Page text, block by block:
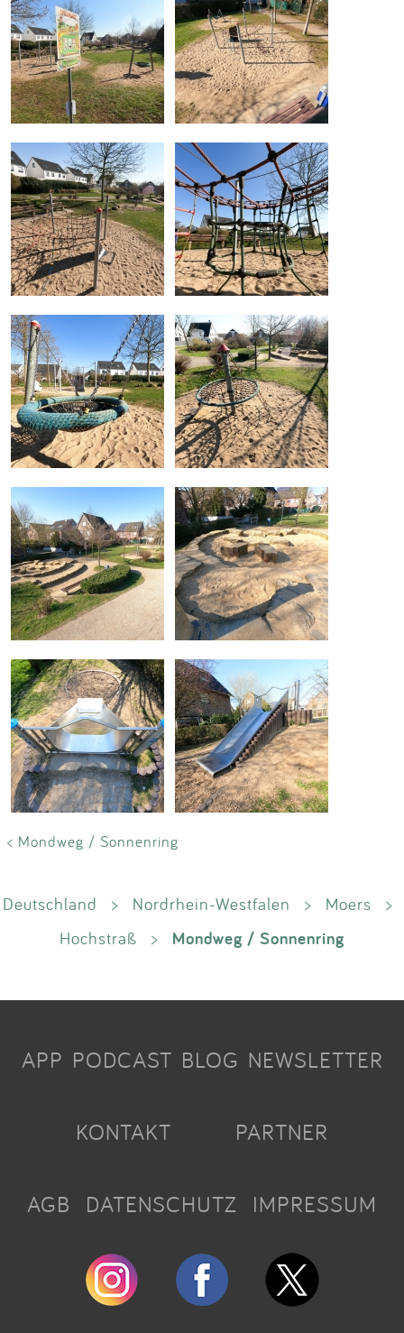
< Mondweg / Sonnenring
Deutschland > Nordrhein-Westfalen > Moers
>
Hochstraß
> Mondweg / Sonnenring
APP PODCAST BLOG NEWSLETTER
KONTAKT PARTNER
AGB DATENSCHUTZ IMPRESSUM